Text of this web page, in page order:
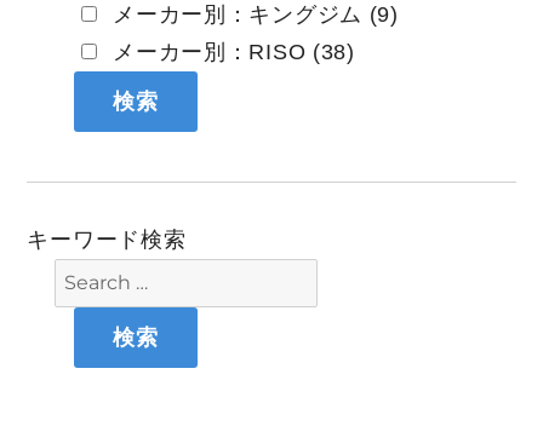
メーカー別：キングジム (9)
メーカー別：RISO (38)
キーワード検索